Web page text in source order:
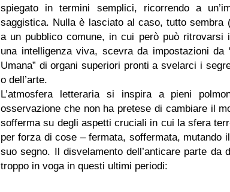
spiegato in termini semplici, ricorrendo a
saggistica. Nulla è lasciato al caso, tutto sembra
a un pubblico comune, in cui però può ritrovarsi
una intelligenza viva, scevra da impostazioni da
Umana” di organi superiori pronti a svelarci i
o dell’arte.
L’atmosfera letteraria si inspira a pieni
osservazione che non ha pretese di cambiare il
sofferma su degli aspetti cruciali in cui la sfera
per forza di cose – fermata, soffermata, mutando
suo segno. Il disvelamento dell’anticare parte da
troppo in voga in questi ultimi periodi: